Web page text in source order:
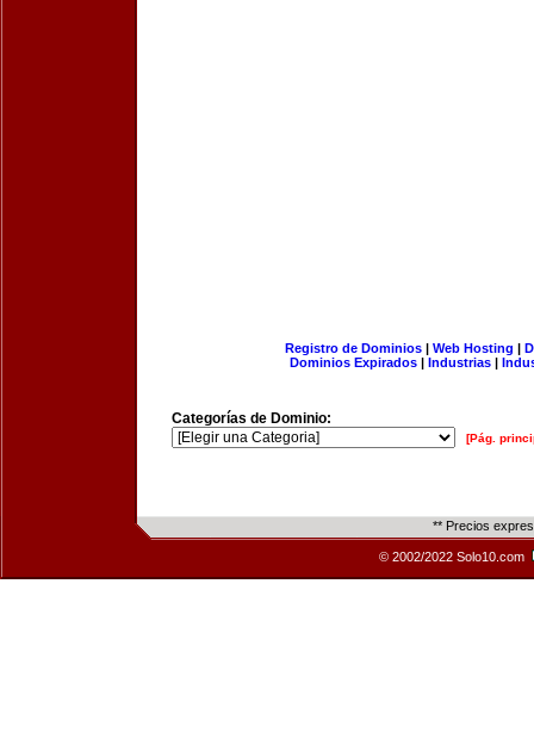
Registro de Dominios| Web Hosting |
Dominios Expirados | Industrias |
Categorías de Dominio:
[Pág.
** Precios
© 2002/2022 Solo10.com